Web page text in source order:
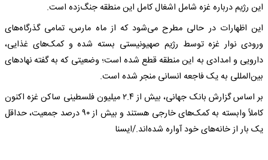
این رژیم درباره غزه شامل اشغال کامل این منطقه جنگ‌زده است.
این اظهارات در حالی مطرح می‌شود که از ماه مارس، تمامی گذرگاه‌های
ورودی نوار غزه توسط رژیم صهیونیستی بسته شده و کمک‌های غذایی،
دارویی و امدادی به این منطقه قطع شده است؛ وضعیتی که به گفته نهادهای
بین‌المللی به یک فاجعه انسانی منجر شده است.
بر اساس گزارش بانک جهانی، بیش از ۲.۴ میلیون فلسطینی ساکن غزه اکنون
کاملاً وابسته به کمک‌های خارجی هستند و بیش از ۹۰ درصد جمعیت، حداقل
یک بار از خانه‌های خود آواره شده‌اند./ایسنا